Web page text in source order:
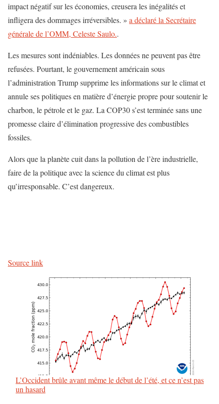
impact négatif sur les économies, creusera les inégalités et
infligera des dommages irréversibles. » a déclaré la Secrétaire
générale de l’OMM, Celeste Saulo..
Les mesures sont indéniables. Les données ne peuvent pas être
refusées. Pourtant, le gouvernement américain sous
l’administration Trump supprime les informations sur le climat et
annule ses politiques en matière d’énergie propre pour soutenir le
charbon, le pétrole et le gaz. La COP30 s’est terminée sans une
promesse claire d’élimination progressive des combustibles
fossiles.
Alors que la planète cuit dans la pollution de l’ère industrielle,
faire de la politique avec la science du climat est plus
qu’irresponsable. C’est dangereux.
i
Source link
L’Occident brûle avant même le début de l’été, et ce n’est pas
un hasard